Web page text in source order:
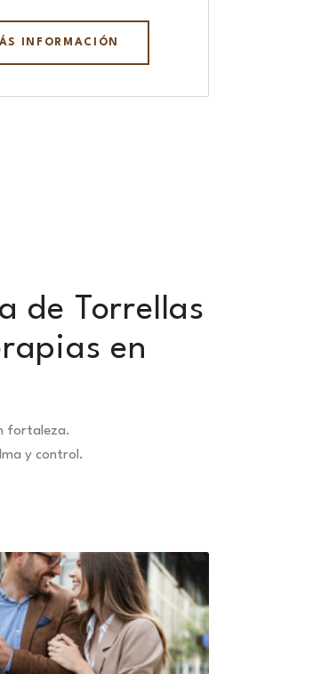
INFORMACIÓN
de Torrellas
en
fortaleza.
y control.